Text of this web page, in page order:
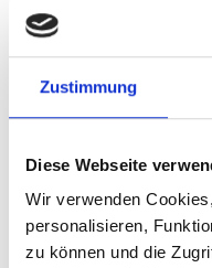
Zustimmung
Diese Webseite
Wir verwenden
personalisieren,
zu können und die
zur
Service